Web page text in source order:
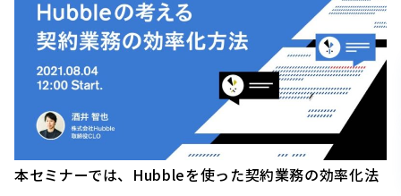
本セミナーでは、Hubbleを使った契約業務の効率化法